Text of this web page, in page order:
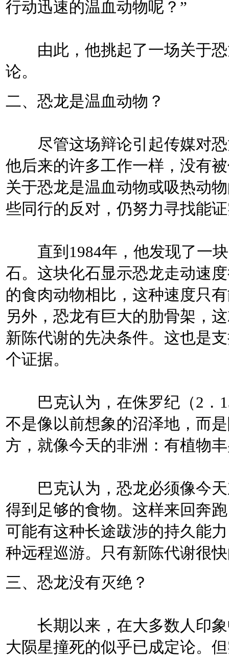
行动迅速的温血动物呢？”
由此，他挑起了一场关于恐
论。
二、恐龙是温血动物？
尽管这场辩论引起传媒对恐
他后来的许多工作一样，没有
关于恐龙是温血动物或吸热动
些同行的反对，仍努力寻找能
直到1984年，他发现了一块
石。这块化石显示恐龙走动速
的食肉动物相比，这种速度只
另外，恐龙有巨大的肋骨架，
新陈代谢的先决条件。这也是
个证据。
巴克认为，在侏罗纪（2．
不是像以前想象的沼泽地，而
方，就像今天的非洲：有植物
巴克认为，恐龙必须像今天
得到足够的食物。这样来回奔
可能有这种长途跋涉的持久能
种远程巡游。只有新陈代谢很
三、恐龙没有灭绝？
长期以来，在大多数人印象
大陨星撞死的似乎已成定论。